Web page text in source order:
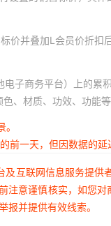
价并叠加L会员价折扣
电子商务平台）上的累
、材质、功效、功能
前一天，但因数据的
及互联网信息服务提
注意谨慎核实，如您
报并提供有效线索。